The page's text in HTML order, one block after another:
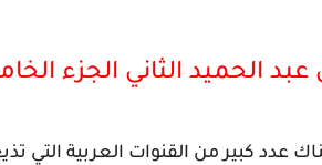
الحميد الثاني الجزء
عدد كبير من القنوات العربية التي